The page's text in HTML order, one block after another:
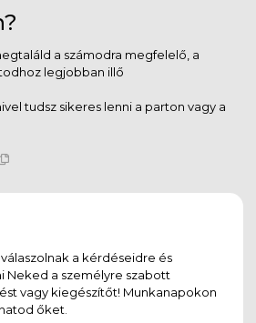
a számodra megfelelő, a
legjobban illő
tudsz sikeres lenni a parton vagy a
a kérdéseidre és
Neked a személyre szabott
vagy kiegészítőt! Munkanapokon
őket.